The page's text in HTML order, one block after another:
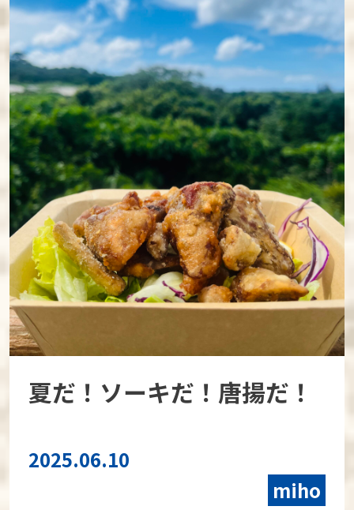
夏だ！ソーキだ！唐揚だ！
2025.06.10
miho